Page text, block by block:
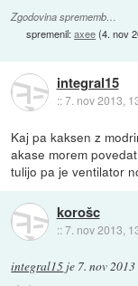
Zgodovina sprememb…
spremenil:axee(4. nov
integral15
::7. nov 2013,
Kaj pa kaksen z
akase morem
tulijo pa je ventilator
korošc
::7. nov 2013,
integral15 je 7. nov